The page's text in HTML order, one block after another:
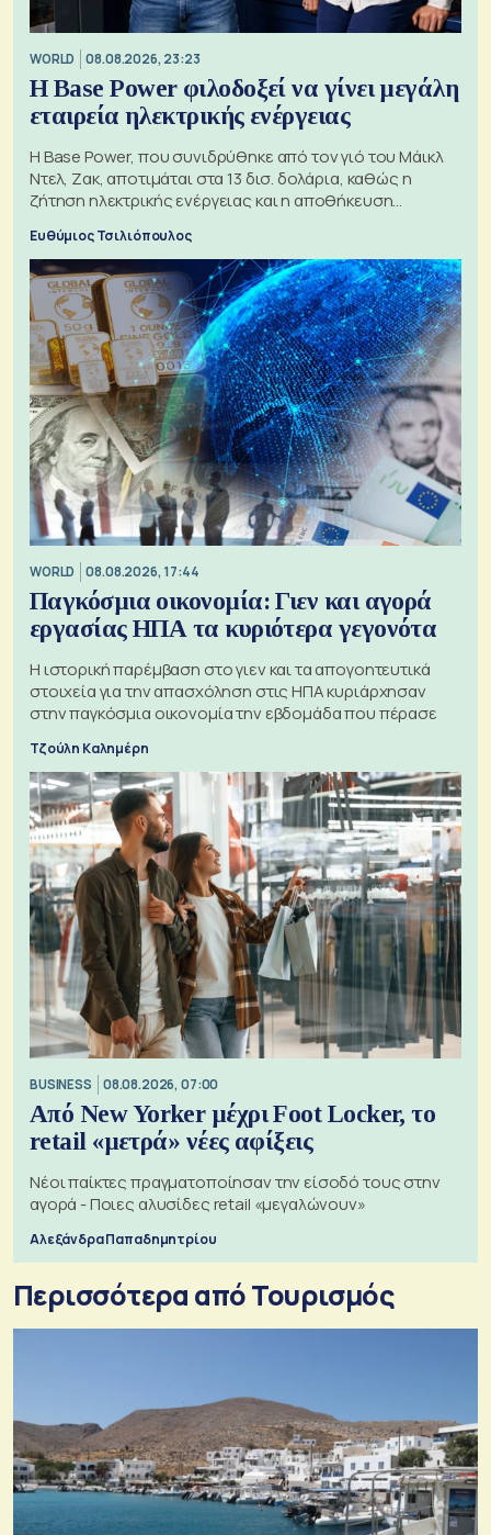
WORLD 08.08.2026, 23:23
Η Base Power φιλοδοξεί να γίνει μεγάλη
εταιρεία ηλεκτρικής ενέργειας
Η Base Power, που συνιδρύθηκε από τον γιό του Μάικλ
Ντελ, Ζακ, αποτιμάται στα 13 δισ. δολάρια, καθώς η
ζήτηση ηλεκτρικής ενέργειας και η αποθήκευση
Ευθύμιος Τσιλιόπουλος
WORLD 08.08.2026, 17:44
Παγκόσμια οικονομία: Γιεν και αγορά
εργασίας ΗΠΑ τα κυριότερα γεγονότα
Η ιστορική παρέμβαση στο γιεν και τα απογοητευτικά
στοιχεία για την απασχόληση στις ΗΠΑ κυριάρχησαν
στην παγκόσμια οικονομία την εβδομάδα που πέρασε
Τζούλη Καλημέρη
BUSINESS 08.08.2026, 07:00
Από New Yorker μέχρι Foot Locker, το
retail «μετρά» νέες αφίξεις
Νέοι παίκτες πραγματοποίησαν την είσοδό τους στην
αγορά - Ποιες αλυσίδες retail «μεγαλώνουν»
Αλεξάνδρα Παπαδημητρίου
Περισσότερα από Τουρισμός